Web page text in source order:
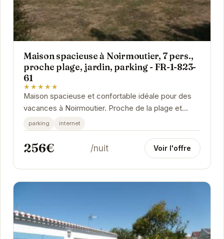
Maison spacieuse à Noirmoutier, 7 pers.,
proche plage, jardin, parking - FR-1-823-
61
★★★★★
Maison spacieuse et confortable idéale pour des
vacances à Noirmoutier. Proche de la plage et
avec un jardin, elle offre tout le nécessaire pour...
parking internet
256€ /nuit Voir l'offre